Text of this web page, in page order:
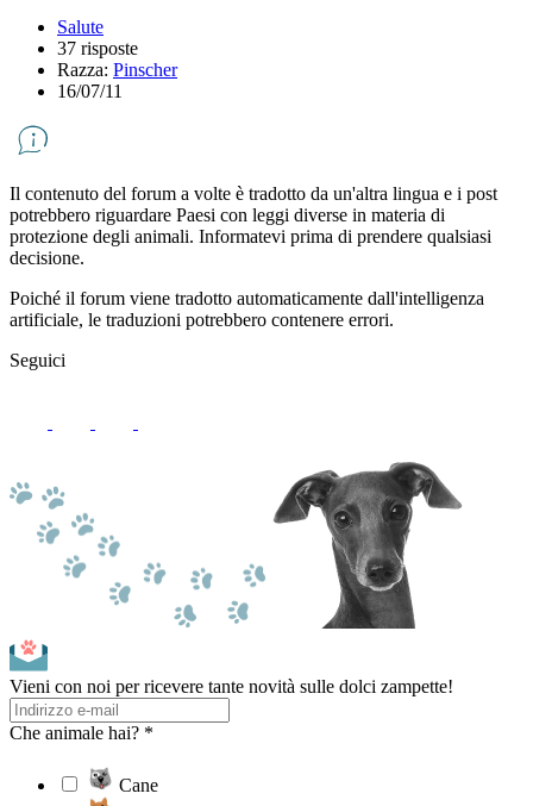
Salute
37 risposte
Razza: Pinscher
16/07/11
Il contenuto del forum a volte è tradotto da un'altra lingua e i post
potrebbero riguardare Paesi con leggi diverse in materia di
protezione degli animali. Informatevi prima di prendere qualsiasi
decisione.
Poiché il forum viene tradotto automaticamente dall'intelligenza
artificiale, le traduzioni potrebbero contenere errori.
Seguici
Vieni con noi per ricevere tante novità sulle dolci zampette!
Che animale hai? *
Cane